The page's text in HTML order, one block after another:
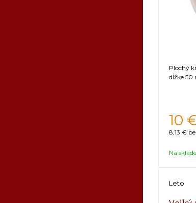
Plochý
dĺžke 50
10
8,13 €
Na sklade
Leto